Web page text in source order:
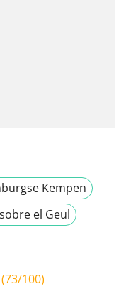
Kempen
el Geul
100)